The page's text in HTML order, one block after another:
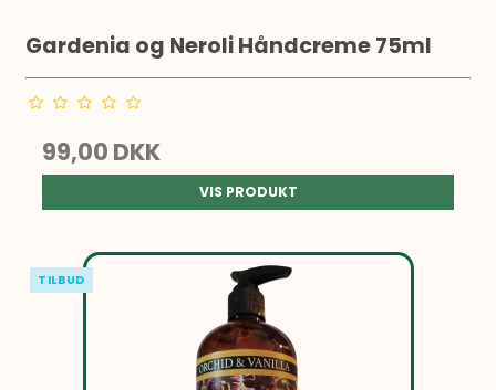
Gardenia og Neroli Håndcreme 75ml
99,00 DKK
VIS PRODUKT
TILBUD